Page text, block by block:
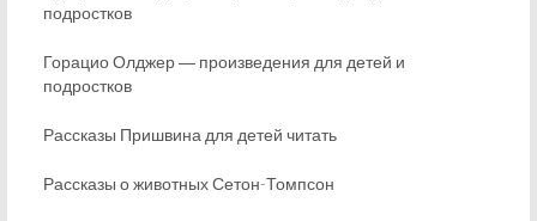
подростков
Горацио Олджер ― произведения для детей и
подростков
Рассказы Пришвина для детей читать
Рассказы о животных Сетон-Томпсон